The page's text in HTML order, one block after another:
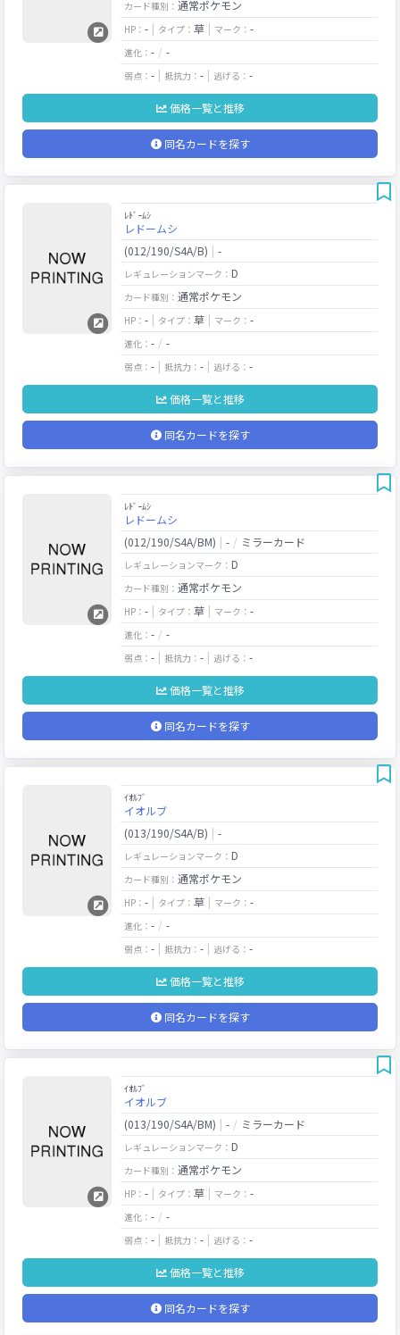
カード種別： 通常ポケモン
HP： - タイプ： 草 マーク： -
進化： - -
弱点： - 抵抗力： - 逃げる： -
価格一覧と推移
同名カードを探す
ﾚﾄﾞｰﾑｼ
レドームシ
(012/190/S4A/B)
-
レギュレーションマーク： D
カード種別： 通常ポケモン
HP： - タイプ： 草 マーク： -
進化： - -
弱点： - 抵抗力： - 逃げる： -
価格一覧と推移
同名カードを探す
ﾚﾄﾞｰﾑｼ
レドームシ
(012/190/S4A/BM)
- ミラーカード
レギュレーションマーク： D
カード種別： 通常ポケモン
HP： - タイプ： 草 マーク： -
進化： - -
弱点： - 抵抗力： - 逃げる： -
価格一覧と推移
同名カードを探す
ｲｵﾙﾌﾞ
イオルブ
(013/190/S4A/B)
-
レギュレーションマーク： D
カード種別： 通常ポケモン
HP： - タイプ： 草 マーク： -
進化： - -
弱点： - 抵抗力： - 逃げる： -
価格一覧と推移
同名カードを探す
ｲｵﾙﾌﾞ
イオルブ
(013/190/S4A/BM)
- ミラーカード
レギュレーションマーク： D
カード種別： 通常ポケモン
HP： - タイプ： 草 マーク： -
進化： - -
弱点： - 抵抗力： - 逃げる： -
価格一覧と推移
同名カードを探す